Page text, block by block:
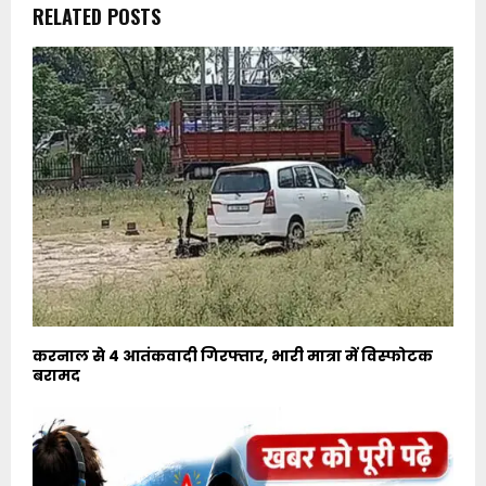
RELATED POSTS
करनाल से 4 आतंकवादी गिरफ्तार, भारी मात्रा में विस्फोटक
बरामद